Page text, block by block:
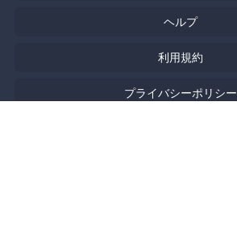
ヘルプ
利用規約
プライバシーポリシー